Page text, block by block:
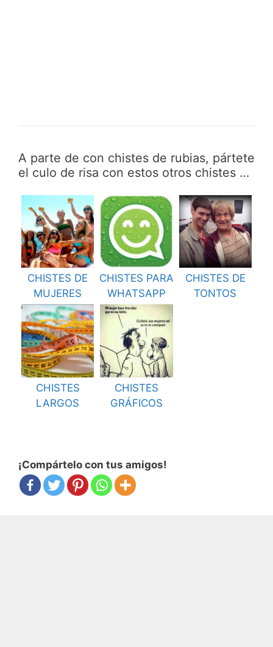
A parte de con chistes de rubias, pártete
el culo de risa con estos otros chistes …
CHISTES DE
MUJERES
CHISTES PARA
WHATSAPP
CHISTES DE
TONTOS
CHISTES
LARGOS
CHISTES
GRÁFICOS
¡Compártelo con tus amigos!